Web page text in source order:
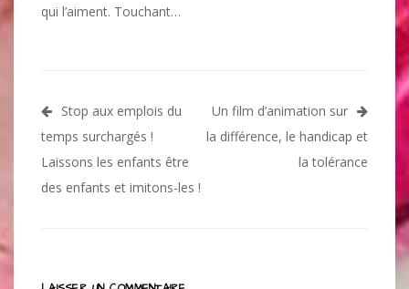
qui l’aiment. Touchant…
Navigation
de
l’article
Stop aux emplois du
temps surchargés !
Laissons les enfants être
des enfants et imitons-les !
Un film d’animation sur
la différence, le handicap et
la tolérance